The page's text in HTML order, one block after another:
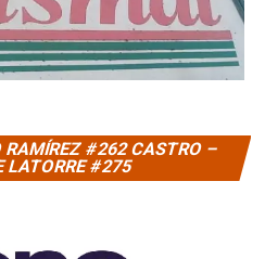
RAMÍREZ #262 CASTRO –
LATORRE #275